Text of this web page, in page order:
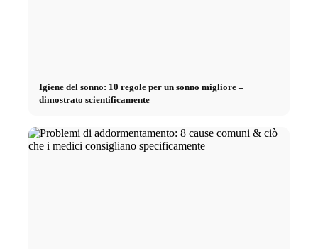
Igiene del sonno: 10 regole per un sonno migliore –
dimostrato scientificamente